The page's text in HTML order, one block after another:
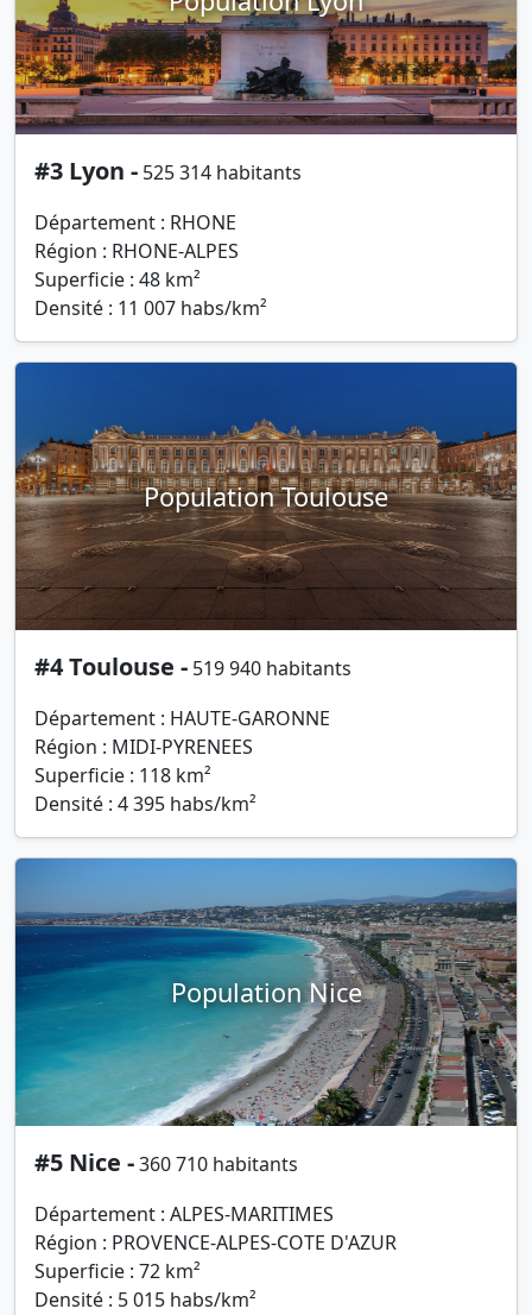
#3 Lyon - 525 314 habitants
Département : RHONE
Région : RHONE-ALPES
Superficie : 48 km²
Densité : 11 007 habs/km²
Population Toulouse
#4 Toulouse - 519 940 habitants
Département : HAUTE-GARONNE
Région : MIDI-PYRENEES
Superficie : 118 km²
Densité : 4 395 habs/km²
Population Nice
#5 Nice -360 710 habitants
Département : ALPES-MARITIMES
Région : PROVENCE-ALPES-COTE D'AZUR
Superficie : 72 km²
Densité : 5 015 habs/km²